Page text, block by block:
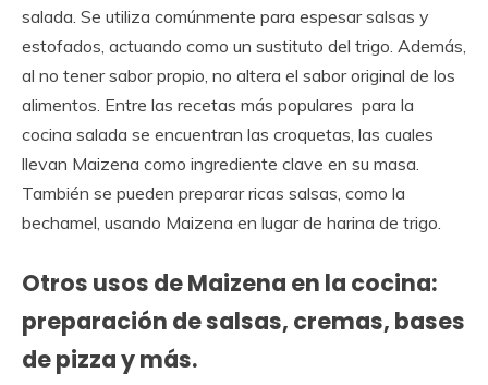
salada. Se utiliza comúnmente para espesar salsas y
estofados, actuando como un sustituto del trigo. Además,
al no tener sabor propio, no altera el sabor original de los
alimentos. Entre las recetas más populares para la
cocina salada se encuentran las croquetas, las cuales
llevan Maizena como ingrediente clave en su masa.
También se pueden preparar ricas salsas, como la
bechamel, usando Maizena en lugar de harina de trigo.
Otros usos de Maizena en la cocina:
preparación de salsas, cremas, bases
de pizza y más.